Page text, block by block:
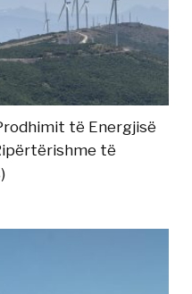
të Energjisë
të